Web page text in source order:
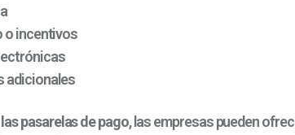
o incentivos
adicionales
pasarelas de pago, las empresas pueden